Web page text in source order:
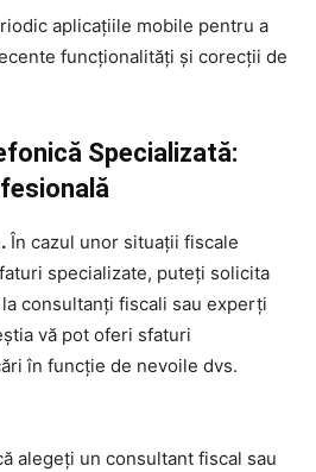
aplicațiile mobile pentru a
funcționalități și corecții de
Specializată:
În cazul unor situații fiscale
specializate, puteți solicita
consultanți fiscali sau experți
vă pot oferi sfaturi
în funcție de nevoile dvs.
alegeți un consultant fiscal sau